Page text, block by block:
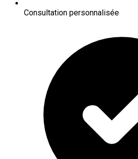
Consultation personnalisée